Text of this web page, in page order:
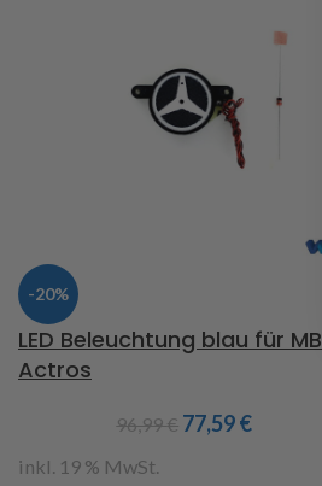
Achtung : Nicht geeignet für die
MFC von Tamiya
Art.Nr. 907568
-20%
LED Beleuchtung blau für MB
Actros
96,99€ 77,59€
inkl. 19 % MwSt.